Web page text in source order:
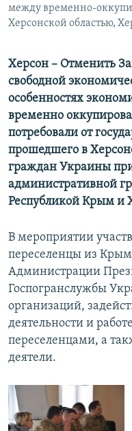
между временно-
Херсонской областью,
Херсон – Отменить
свободной
особенностях
временно
потребовали от
прошедшего в
граждан Украины
административной
Республикой Крым и
В мероприятии
переселенцы из
Администрации
Госпогранслужбы
организаций,
деятельности и
переселенцами, а
деятели.